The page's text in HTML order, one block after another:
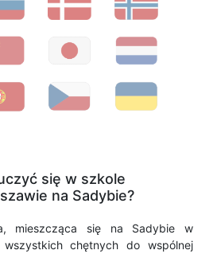
się w szkole
na Sadybie?
mieszcząca się na Sadybie w
wszystkich chętnych do wspólnej